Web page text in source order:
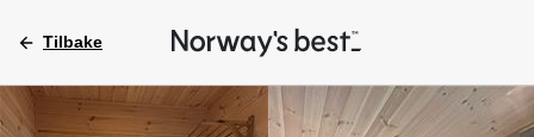
Tilbake